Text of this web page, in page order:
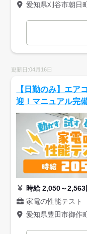
愛知県刈谷市朝日
更新日:04月16日
【日勤のみ】エア
迎！マニュアル完
時給 2,050～2,563
家電の性能テスト
愛知県豊田市御作